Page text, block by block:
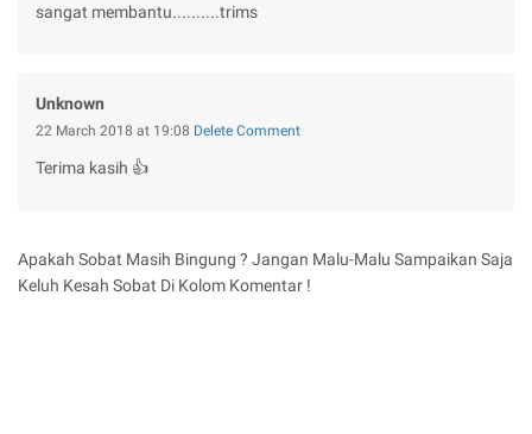
sangat membantu..........trims
Unknown
22 March 2018 at 19:08 Delete Comment
Terima kasih 👍
Apakah Sobat Masih Bingung ? Jangan Malu-Malu Sampaikan Saja
Keluh Kesah Sobat Di Kolom Komentar !